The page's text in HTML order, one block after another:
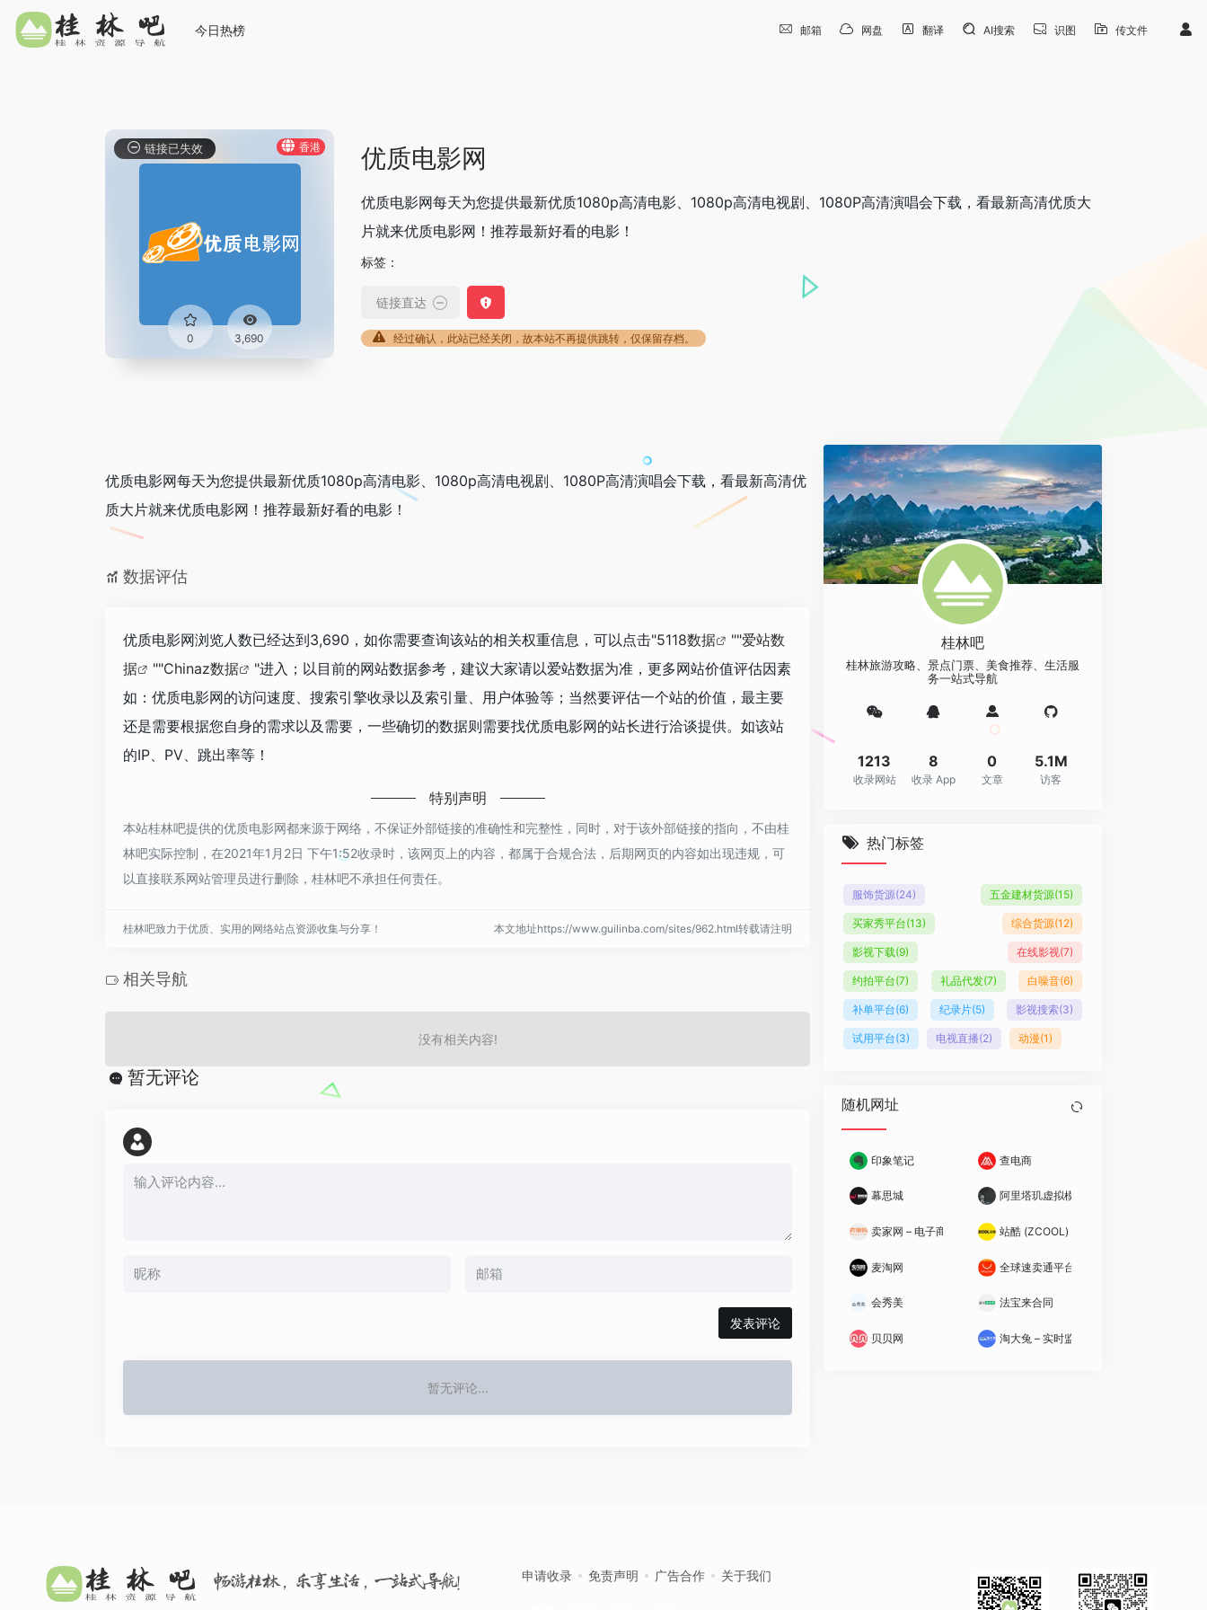
今日热榜 邮箱 网盘 翻译 AI搜索 识图 传文件
香港
0 3,690
链接已失效 优质电影网
优质电影网每天为您提供最新优质1080p高清电影、1080p高清电视剧、1080P高清演唱会下载，看最新高清优质大
片就来优质电影网！推荐最新好看的电影！
标签：
链接直达
经过确认，此站已经关闭，故本站不再提供跳转，仅保留存档。
优质电影网每天为您提供最新优质1080p高清电影、1080p高清电视剧、1080P高清演唱会下载，看最新高清优
质大片就来优质电影网！推荐最新好看的电影！
数据评估
优质电影网浏览人数已经达到3,690，如你需要查询该站的相关权重信息，可以点击"5118数据 ""爱站数
据
""Chinaz数据
"进入；以目前的网站数据参考，建议大家请以爱站数据为准，更多网站价值评估因素
如：优质电影网的访问速度、搜索引擎收录以及索引量、用户体验等；当然要评估一个站的价值，最主要
还是需要根据您自身的需求以及需要，一些确切的数据则需要找优质电影网的站长进行洽谈提供。如该站
的IP、PV、跳出率等！
特别声明
本站桂林吧提供的优质电影网都来源于网络，不保证外部链接的准确性和完整性，同时，对于该外部链接的指向，不由桂
林吧实际控制，在2021年1月2日 下午1:52收录时，该网页上的内容，都属于合规合法，后期网页的内容如出现违规，可
以直接联系网站管理员进行删除，桂林吧不承担任何责任。
桂林吧致力于优质、实用的网络站点资源收集与分享！ 本文地址https://www.guilinba.com/sites/962.html转载请注明
相关导航
没有相关内容!
暂无评论
发表评论
暂无评论...
桂林吧
桂林旅游攻略、景点门票、美食推荐、生活服
务一站式导航
1213
收录网站
8
收录 App
0
文章
5.1M
访客
热门标签
服饰货源(24) 五金建材货源(15)
买家秀平台(13) 综合货源(12)
影视下载(9) 在线影视(7)
约拍平台(7) 礼品代发(7) 白噪音(6)
补单平台(6) 纪录片(5) 影视搜索(3)
试用平台(3) 电视直播(2) 动漫(1)
随机网址
印象笔记 查电商
幕思城 阿里塔玑虚拟模特
卖家网 – 电子商务卖家专业综合知识库站酷 (ZCOOL) – 设计师互动平台
麦淘网 全球速卖通平台规则
会秀美 法宝来合同
贝贝网 淘大兔 – 实时监控竞品数据
畅游桂林，乐享生活，一站式导航！ 申请收录 免责声明 广告合作 关于我们